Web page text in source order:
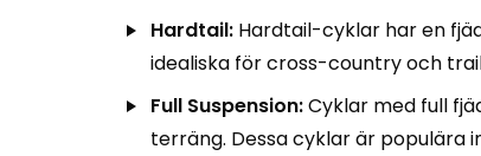
Hardtail: Hardtail-cyklar har en
idealiska för cross-country och
Full Suspension:Cyklar med full
terräng. Dessa cyklar är populära